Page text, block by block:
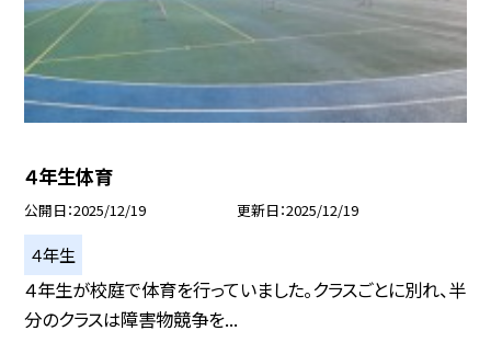
４年生体育
公開日 2025/12/19 更新日 2025/12/19
４年生
４年生が校庭で体育を行っていました。クラスごとに別れ、半
分のクラスは障害物競争を...